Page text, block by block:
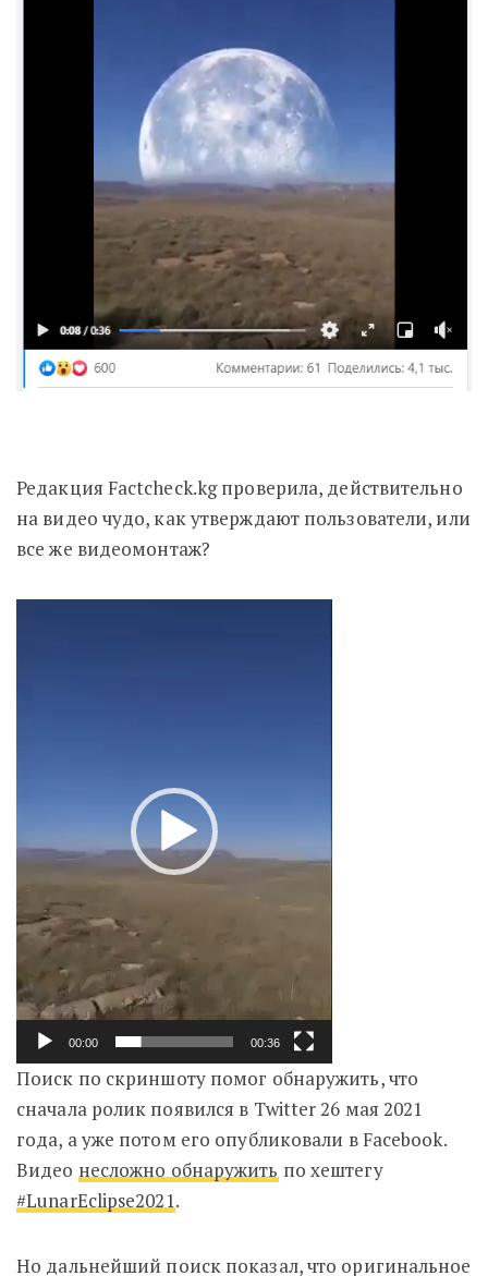
Редакция Factcheck.kg проверила, действительно
на видео чудо, как утверждают пользователи, или
все же видеомонтаж?
00:00 00:36
Поиск по скриншоту помог обнаружить, что
сначала ролик появился в Twitter 26 мая 2021
года, а уже потом его опубликовали в Facebook.
Видео несложно обнаружить по хештегу
#LunarEclipse2021.
Но дальнейший поиск показал, что оригинальное